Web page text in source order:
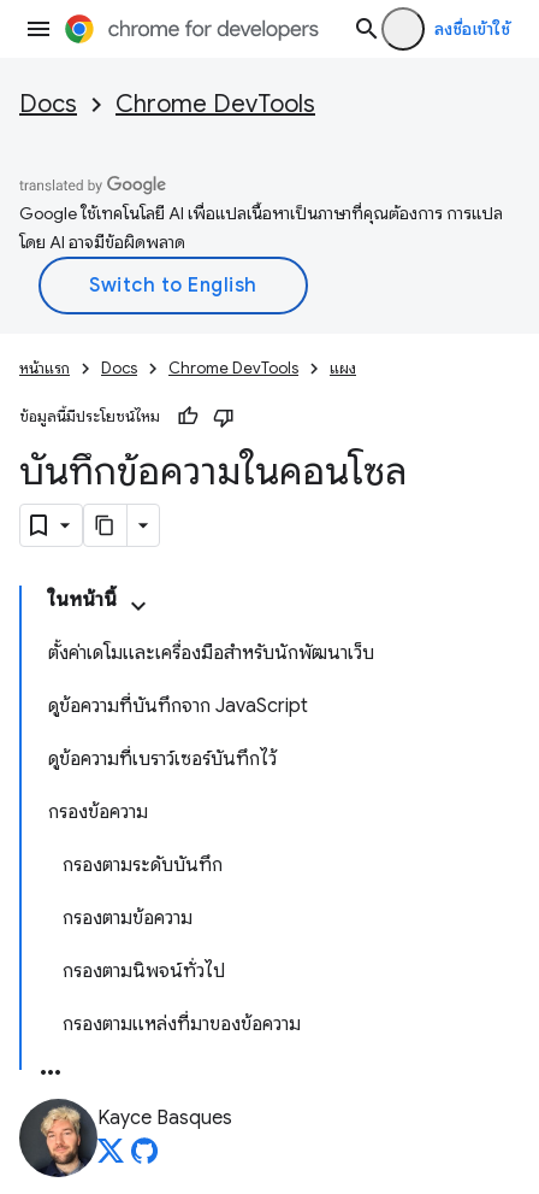
ลงชื่อเข้าใช้
Docs Chrome DevTools
Google ใช้เทคโนโลยี AI เพื่อแปลเนื้อหาเป็นภาษาที่คุณต้องการ การแปล
โดย AI อาจมีข้อผิดพลาด
หน้าแรก Docs Chrome DevTools แผง
ข้อมูลนี้มีประโยชน์ไหม
บันทึกข้อความในคอนโซล
ในหน้านี้
ตั้งค่าเดโมและเครื่องมือสำหรับนักพัฒนาเว็บ
ดูข้อความที่บันทึกจาก JavaScript
ดูข้อความที่เบราว์เซอร์บันทึกไว้
กรองข้อความ
กรองตามระดับบันทึก
กรองตามข้อความ
กรองตามนิพจน์ทั่วไป
กรองตามแหล่งที่มาของข้อความ
Kayce Basques